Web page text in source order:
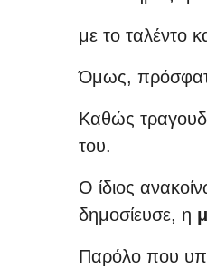
με το ταλέντο
Όμως, πρόσφατα
Kαθώς
του.
Ο ίδιος
δημοσίευσε, η
Παρόλο που